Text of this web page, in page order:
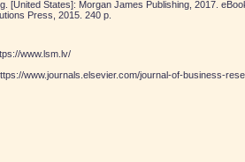
[United States]: Morgan James Publishing, 2017.
Press, 2015. 240 p.
www.lsm.lv/
www.journals.elsevier.com/journal-of-business-